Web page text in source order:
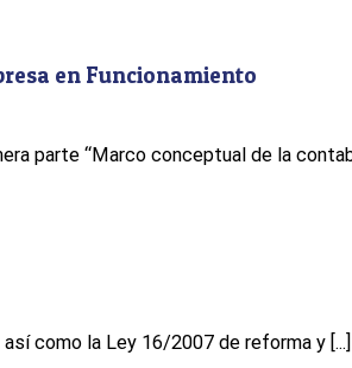
en Funcionamiento
parte “Marco conceptual de la
como la Ley 16/2007 de reforma y [...]